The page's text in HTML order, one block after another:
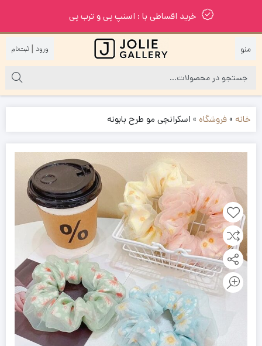
خرید اقساطی با : اسنپ پی و ترب پی
|
خانه »فروشگاه » اسکرانچی مو طرح بابونه